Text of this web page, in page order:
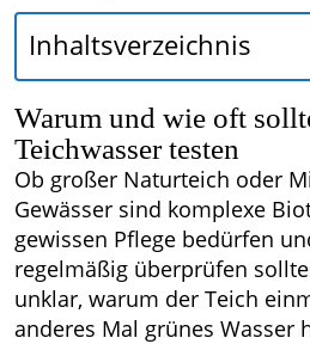
Inhaltsverzeichnis
Warum und wie oft
Teichwasser testen
Ob großer Naturteich oder
Gewässer sind komplexe
gewissen Pflege bedürfen
regelmäßig überprüfen
unklar, warum der Teich
anderes Mal grünes Wasser